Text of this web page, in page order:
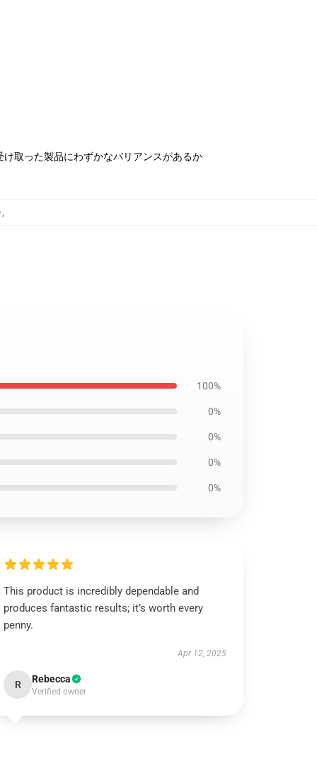
取った製品にわずかなバリアンスがあるか
,
100%
0%
0%
0%
0%
This product is incredibly dependable and
produces fantastic results; it’s worth every
penny.
Apr 12, 2025
R Rebecca
Verified owner